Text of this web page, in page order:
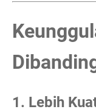
1. Lebih